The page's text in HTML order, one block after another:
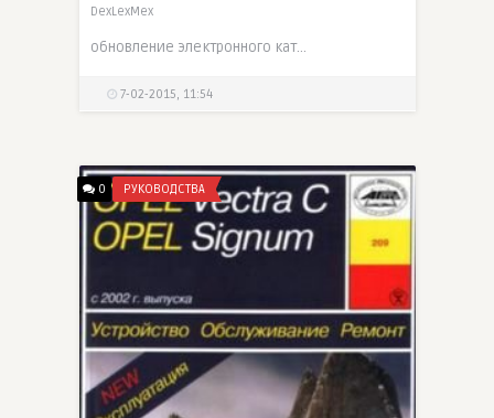
DexLexMex
обновление электронного каталога запчастей и аксессуаров фирмы Opel.
7-02-2015, 11:54
0 РУКОВОДСТВА